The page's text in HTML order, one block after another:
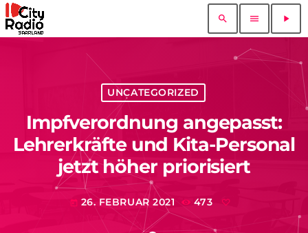
search menu play_arrow
UNCATEGORIZED
Impfverordnung angepasst:
Lehrerkräfte und Kita-Personal
jetzt höher priorisiert
today 26. FEBRUAR 2021 473